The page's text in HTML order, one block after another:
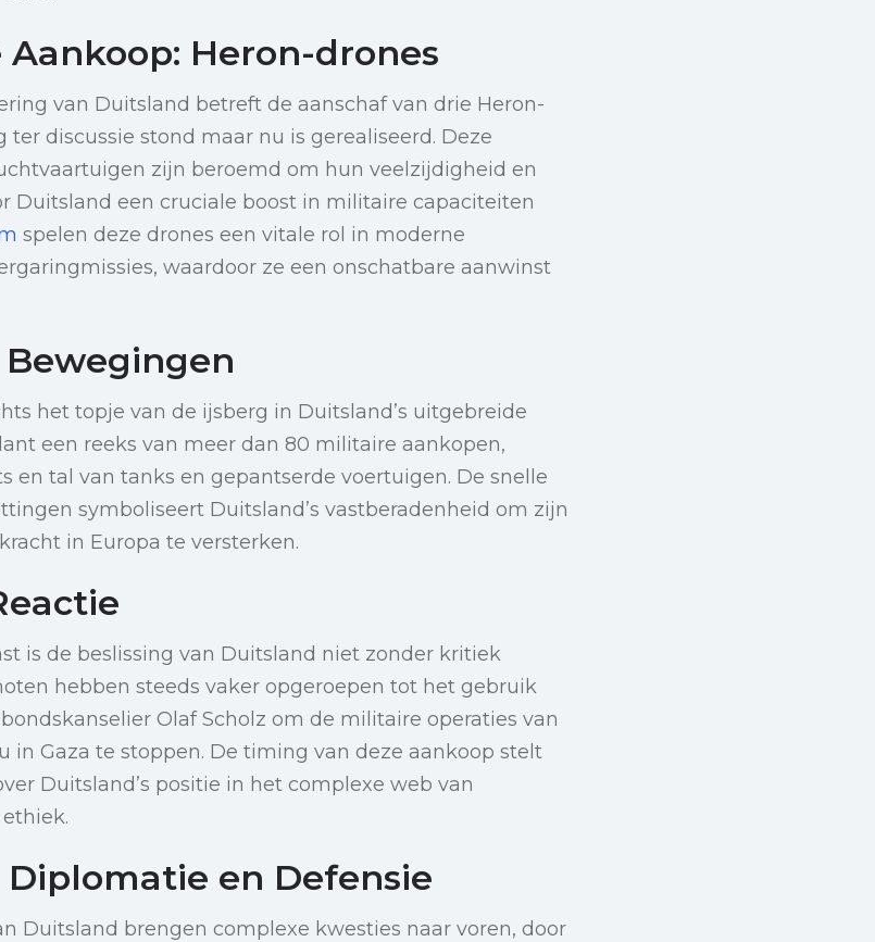
Aankoop: Heron-drones
van Duitsland betreft de aanschaf van drie Heron-
ter discussie stond maar nu is gerealiseerd. Deze
zijn beroemd om hun veelzijdigheid en
Duitsland een cruciale boost in militaire capaciteiten
spelen deze drones een vitale rol in moderne
waardoor ze een onschatbare aanwinst
het topje van de ijsberg in Duitsland’s uitgebreide
een reeks van meer dan 80 militaire aankopen,
en tal van tanks en gepantserde voertuigen. De snelle
symboliseert Duitsland’s vastberadenheid om zijn
in Europa te versterken.
is de beslissing van Duitsland niet zonder kritiek
hebben steeds vaker opgeroepen tot het gebruik
Olaf Scholz om de militaire operaties van
in Gaza te stoppen. De timing van deze aankoop stelt
Duitsland’s positie in het complexe web van
en Defensie
Duitsland brengen complexe kwesties naar voren, door